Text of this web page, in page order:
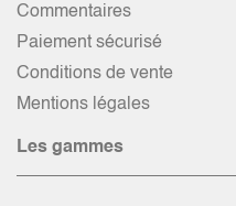
Commentaires
Paiement sécurisé
Conditions de vente
Mentions légales
Les gammes